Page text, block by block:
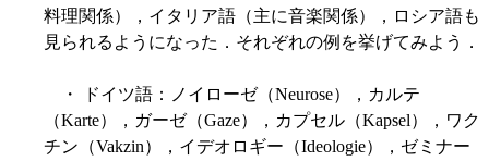
料理関係），イタリア語（主に音楽関係），ロシア語も
見られるようになった．それぞれの例を挙げてみよう．
・ ドイツ語：ノイローゼ（Neurose），カルテ
（Karte），ガーゼ（Gaze），カプセル（Kapsel），ワク
チン（Vakzin），イデオロギー（Ideologie），ゼミナー